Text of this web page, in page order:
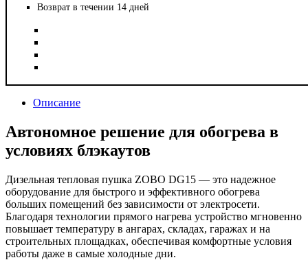
Возврат в течении 14 дней
Описание
Автономное решение для обогрева в
условиях блэкаутов
Дизельная тепловая пушка ZOBO DG15 — это надежное
оборудование для быстрого и эффективного обогрева
больших помещений без зависимости от электросети.
Благодаря технологии прямого нагрева устройство мгновенно
повышает температуру в ангарах, складах, гаражах и на
строительных площадках, обеспечивая комфортные условия
работы даже в самые холодные дни.